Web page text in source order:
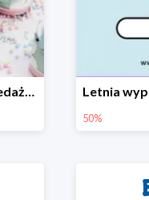
Dodatkowe 30% do wyprzedaży w sklepie Bartek
50%